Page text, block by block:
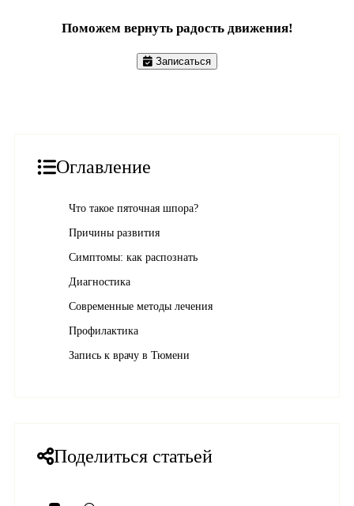
Поможем вернуть радость движения!
Записаться
Оглавление
Что такое пяточная шпора?
Причины развития
Симптомы: как распознать
Диагностика
Современные методы лечения
Профилактика
Запись к врачу в Тюмени
Поделиться статьей